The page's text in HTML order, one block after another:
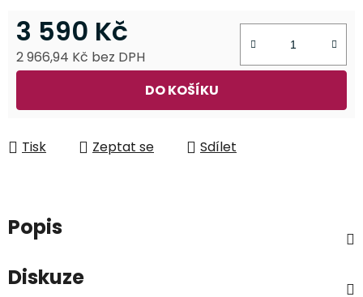
3 590 Kč
2 966,94 Kč bez DPH
DO KOŠÍKU
Tisk Zeptat se Sdílet
Popis
Diskuze